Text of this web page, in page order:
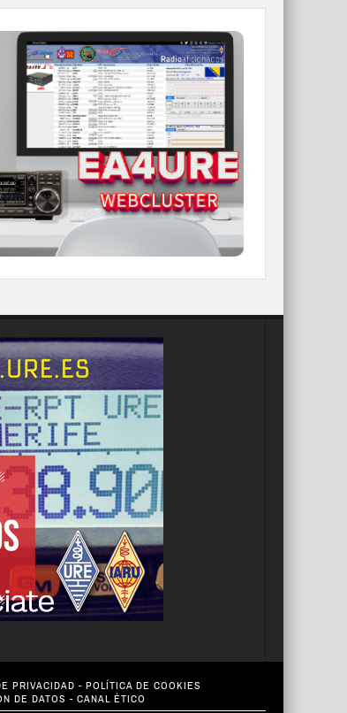
WEBCLUSTER EA4URE
el nuevo WebCluster de URE,
con nuevos filtros e información y
compatible con GDURE
IR A WEBCLUSTER
PRIVACIDAD - POLÍTICA DE COOKIES
DE DATOS - CANAL ÉTICO